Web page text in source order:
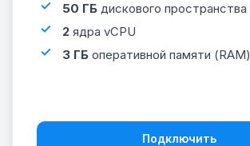
50 ГБ дискового пространства
2 ядра vCPU
3 ГБ оперативной памяти (RAM)
Подключить